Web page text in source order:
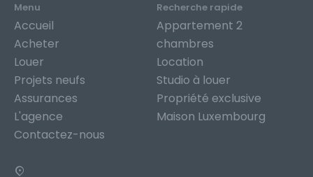
Menu
Accueil
Acheter
Louer
Projets neufs
Assurances
L'agence
Contactez-nous
Recherche rapide
Appartement 2
chambres
Location
Studio à louer
Propriété exclusive
Maison Luxembourg